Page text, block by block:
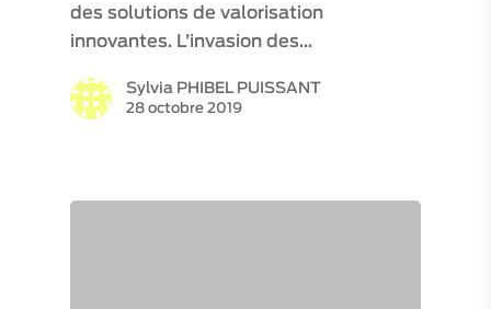
des solutions de valorisation
innovantes. L’invasion des…
Sylvia PHIBEL PUISSANT
28 octobre 2019